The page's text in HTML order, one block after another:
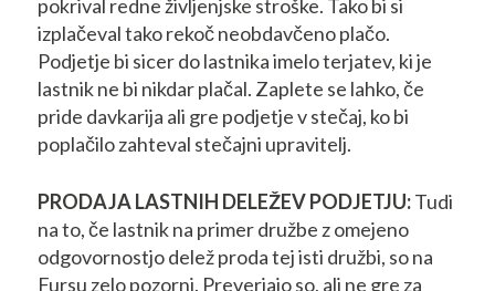
pokrival redne življenjske stroške. Tako bi si
izplačeval tako rekoč neobdavčeno plačo.
Podjetje bi sicer do lastnika imelo terjatev, ki je
lastnik ne bi nikdar plačal. Zaplete se lahko, če
pride davkarija ali gre podjetje v stečaj, ko bi
poplačilo zahteval stečajni upravitelj.
PRODAJA LASTNIH DELEŽEV PODJETJU:Tudi
na to, če lastnik na primer družbe z omejeno
odgovornostjo delež proda tej isti družbi, so na
Fursu zelo pozorni. Preverjajo so, ali ne gre za